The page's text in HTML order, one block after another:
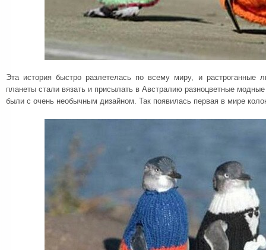
Эта история быстро разлетелась по всему миру, и растроганные
планеты стали вязать и присылать в Австралию разноцветные
были с очень необычным дизайном. Так появилась первая в мире